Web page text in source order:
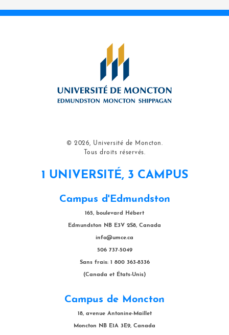
© 2026, Université de Moncton.
Tous droits réservés.
1 UNIVERSITÉ, 3 CAMPUS
Campus d'Edmundston
165, boulevard Hébert
Edmundston NB E3V 2S8, Canada
info@umce.ca
506 737-5049
Sans frais: 1 800 363-8336
(Canada et États-Unis)
Campus de Moncton
18, avenue Antonine-Maillet
Moncton NB E1A 3E9, Canada